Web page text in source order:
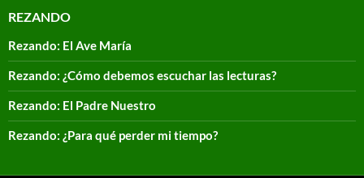
REZANDO
Rezando: El Ave María
Rezando: ¿Cómo debemos escuchar las lecturas?
Rezando: El Padre Nuestro
Rezando: ¿Para qué perder mi tiempo?